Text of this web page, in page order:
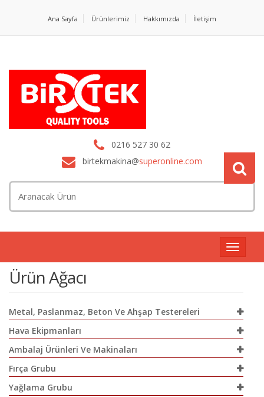
Ana Sayfa Ürünlerimiz Hakkımızda İletişim
0216 527 30 62
birtekmakina@superonline.com
Toggle
Ürün Ağacı
Metal, Paslanmaz, Beton Ve Ahşap Testereleri
Hava Ekipmanları
Ambalaj Ürünleri Ve Makinaları
Fırça Grubu
Yağlama Grubu